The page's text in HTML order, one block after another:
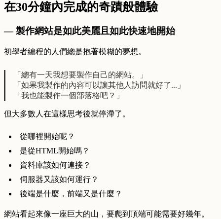
在30分鐘內完成的奇蹟般體驗
— 製作網站是如此美麗且如此快速地開始
初學者編程的人們總是抱著模糊的夢想。
「總有一天我想要製作自己的網站。」
「如果我製作的內容可以讓其他人訪問就好了...」
「我也能製作一個部落格吧？」
但大多數人在這樣思考後就停滯了。
從哪裡開始呢？
是從HTML開始嗎？
資料庫該如何連接？
伺服器又該如何運行？
後端是什麼，前端又是什麼？
網站看起來像一座巨大的山，要爬到頂端可能需要好幾年。